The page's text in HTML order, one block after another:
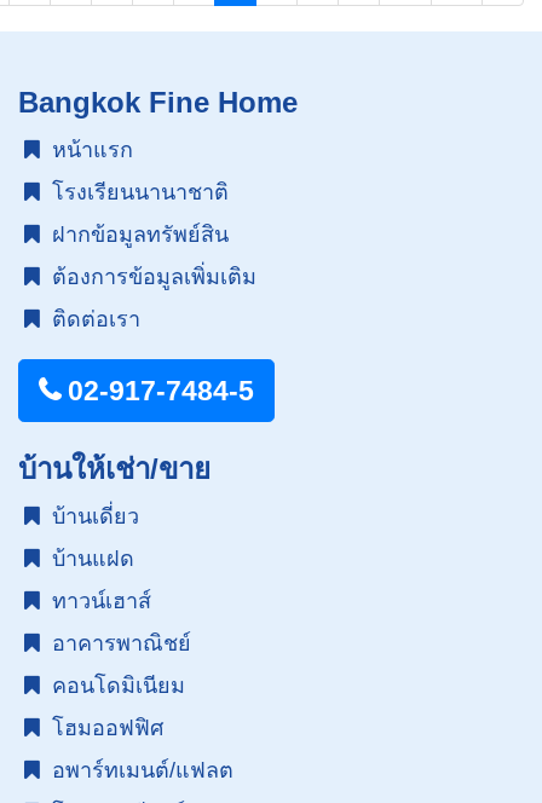
Bangkok Fine Home
หน้าแรก
โรงเรียนนานาชาติ
ฝากข้อมูลทรัพย์สิน
ต้องการข้อมูลเพิ่มเติม
ติดต่อเรา
02-917-7484-5
บ้านให้เช่า/ขาย
บ้านเดี่ยว
บ้านแฝด
ทาวน์เฮาส์
อาคารพาณิชย์
คอนโดมิเนียม
โฮมออฟฟิศ
อพาร์ทเมนต์/แฟลต